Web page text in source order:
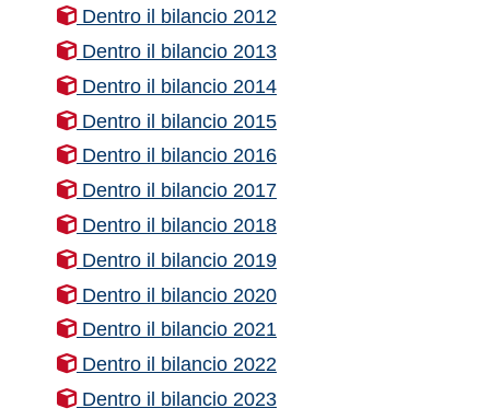
Dentro il bilancio 2012
Dentro il bilancio 2013
Dentro il bilancio 2014
Dentro il bilancio 2015
Dentro il bilancio 2016
Dentro il bilancio 2017
Dentro il bilancio 2018
Dentro il bilancio 2019
Dentro il bilancio 2020
Dentro il bilancio 2021
Dentro il bilancio 2022
Dentro il bilancio 2023